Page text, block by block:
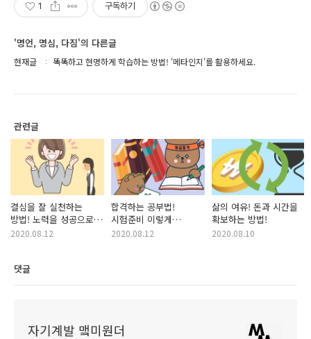
1 구독하기
'명언, 명심, 다짐'의 다른글
현재글 똑똑하고 현명하게 학습하는 방법! '메타인지'를 활용하세요.
관련글
결심을 잘 실천하는
방법! 노력을 성공으로
바꾸는 변화의 3단 법칙!
2020.08.12
합격하는 공부법!
시험준비 이렇게
해보세요.
2020.08.12
삶의 여유! 돈과 시간을
확보하는 방법!
2020.08.10
댓글
자기계발 맼미원더